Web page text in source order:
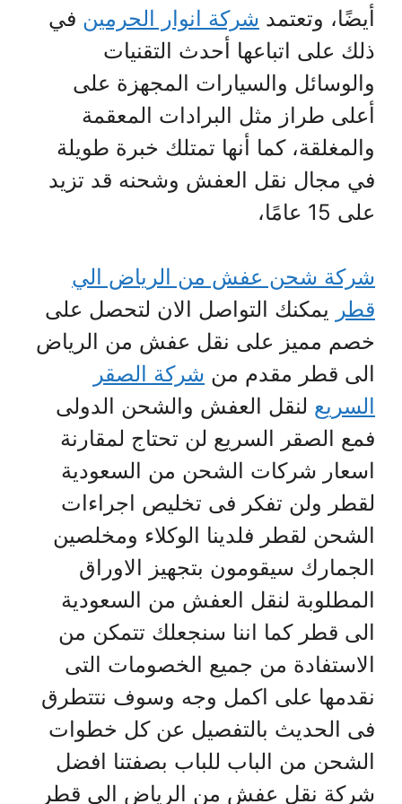
أيضًا، وتعتمد شركة انوار الحرمين في
ذلك على اتباعها أحدث التقنيات
والوسائل والسيارات المجهزة على
أعلى طراز مثل البرادات المعقمة
والمغلقة، كما أنها تمتلك خبرة طويلة
في مجال نقل العفش وشحنه قد تزيد
على 15 عامًا،
شركة شحن عفش من الرياض الي
قطر يمكنك التواصل الان لتحصل على
خصم مميز على نقل عفش من الرياض
الى قطر مقدم من شركة الصقر
السريع لنقل العفش والشحن الدولى
فمع الصقر السريع لن تحتاج لمقارنة
اسعار شركات الشحن من السعودية
لقطر ولن تفكر فى تخليص اجراءات
الشحن لقطر فلدينا الوكلاء ومخلصين
الجمارك سيقومون بتجهيز الاوراق
المطلوبة لنقل العفش من السعودية
الى قطر كما اننا سنجعلك تتمكن من
الاستفادة من جميع الخصومات التى
نقدمها على اكمل وجه وسوف نتتطرق
فى الحديث بالتفصيل عن كل خطوات
الشحن من الباب للباب بصفتنا افضل
شركة نقل عفش من الرياض الى قطر